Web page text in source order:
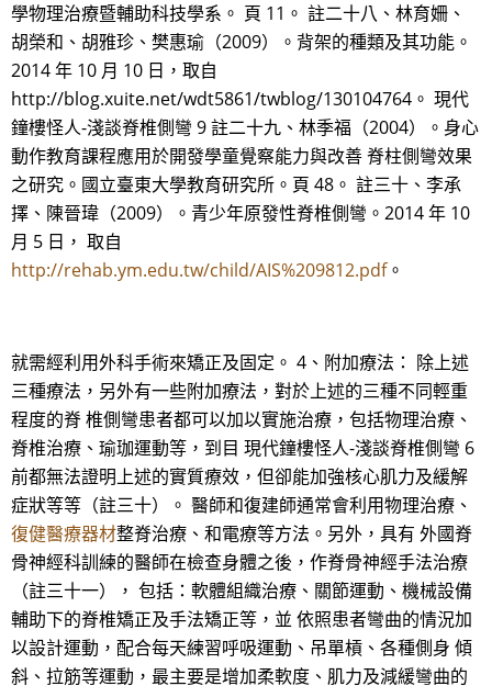
學物理治療暨輔助科技學系。 頁 11。 註二十八、林育姍、
胡榮和、胡雅珍、樊惠瑜（2009）。背架的種類及其功能。
2014 年 10 月 10 日，取自
http://blog.xuite.net/wdt5861/twblog/130104764。 現代
鐘樓怪人-淺談脊椎側彎 9 註二十九、林季福（2004）。身心
動作教育課程應用於開發學童覺察能力與改善 脊柱側彎效果
之研究。國立臺東大學教育研究所。頁 48。 註三十、李承
擇、陳晉瑋（2009）。青少年原發性脊椎側彎。2014 年 10
月 5 日， 取自
http://rehab.ym.edu.tw/child/AIS%209812.pdf。
就需經利用外科手術來矯正及固定。 4、附加療法： 除上述
三種療法，另外有一些附加療法，對於上述的三種不同輕重
程度的脊 椎側彎患者都可以加以實施治療，包括物理治療、
脊椎治療、瑜珈運動等，到目 現代鐘樓怪人-淺談脊椎側彎 6
前都無法證明上述的實質療效，但卻能加強核心肌力及緩解
症狀等等（註三十）。 醫師和復建師通常會利用物理治療、
復健醫療器材整脊治療、和電療等方法。另外，具有 外國脊
骨神經科訓練的醫師在檢查身體之後，作脊骨神經手法治療
（註三十一）， 包括：軟體組織治療、關節運動、機械設備
輔助下的脊椎矯正及手法矯正等，並 依照患者彎曲的情況加
以設計運動，配合每天練習呼吸運動、吊單槓、各種側身 傾
斜、拉筋等運動，最主要是增加柔軟度、肌力及減緩彎曲的